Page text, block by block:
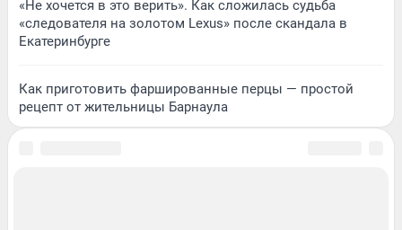
«Не хочется в это верить». Как сложилась судьба
«следователя на золотом Lexus» после скандала в
Екатеринбурге
Как приготовить фаршированные перцы — простой
рецепт от жительницы Барнаула